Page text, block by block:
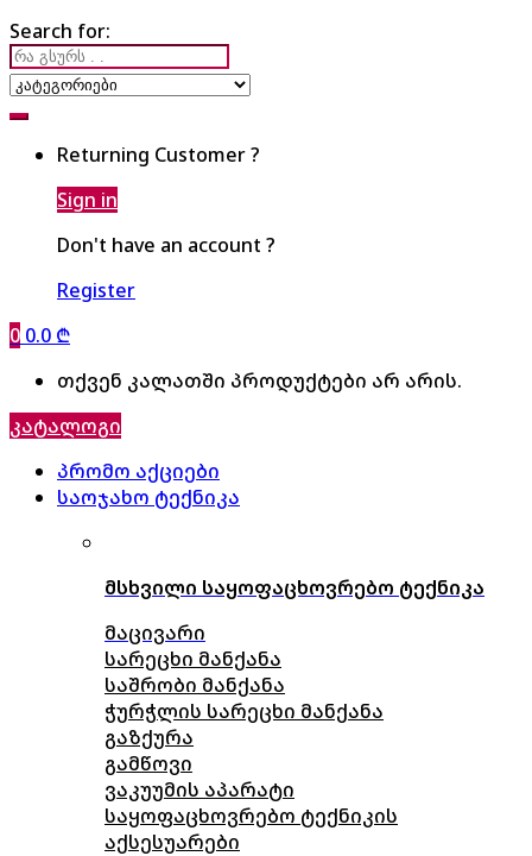
Search for:
Returning Customer ?
Sign in
Don't have an account ?
Register
0 0.0 ₾
თქვენ კალათში პროდუქტები არ არის.
კატალოგი
პრომო აქციები
საოჯახო ტექნიკა
მსხვილი საყოფაცხოვრებო ტექნიკა
მაცივარი
სარეცხი მანქანა
საშრობი მანქანა
ჭურჭლის სარეცხი მანქანა
გაზქურა
გამწოვი
ვაკუუმის აპარატი
საყოფაცხოვრებო ტექნიკის
აქსესუარები